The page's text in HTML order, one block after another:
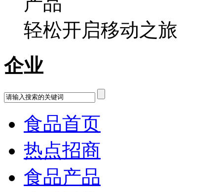
轻松开启移动之旅
企业
食品首页
热点招商
食品产品